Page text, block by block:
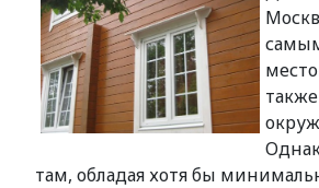
там, обладая хотя бы